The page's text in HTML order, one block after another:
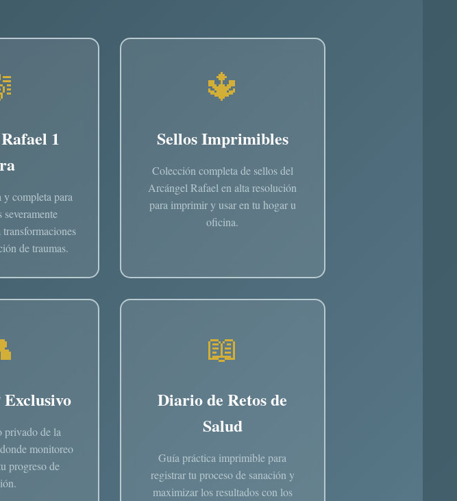
1
completa para
de traumas.
🔱
Sellos Imprimibles
Colección completa de sellos del
Arcángel Rafael en alta resolución
para imprimir y usar en tu hogar u
oficina.
privado de la
monitoreo
progreso de
📖
Diario de Retos de
Salud
Guía práctica imprimible para
registrar tu proceso de sanación y
maximizar los resultados con los